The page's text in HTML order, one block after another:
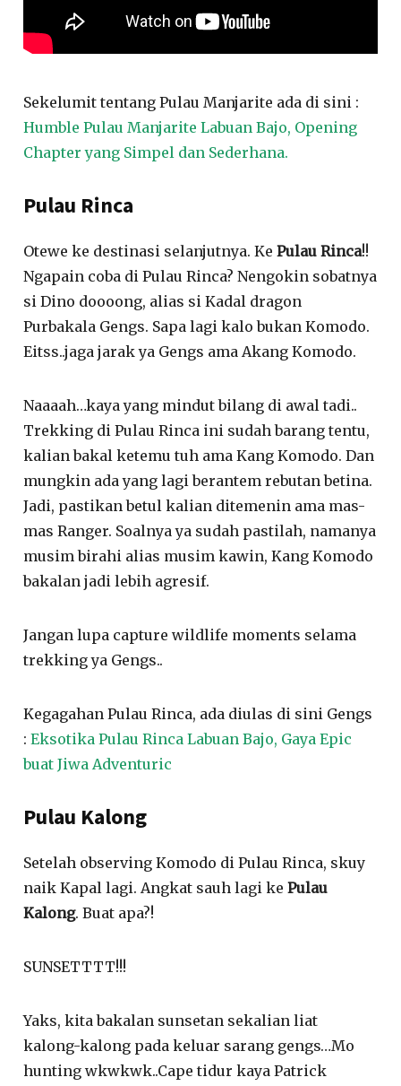
Sekelumit tentang Pulau Manjarite ada di sini :
Humble Pulau Manjarite Labuan Bajo, Opening
Chapter yang Simpel dan Sederhana.
Pulau Rinca
Otewe ke destinasi selanjutnya. KePulau Rinca!!
Ngapain coba di Pulau Rinca? Nengokin sobatnya
si Dino doooong, alias si Kadal dragon
Purbakala Gengs. Sapa lagi kalo bukan Komodo.
Eitss..jaga jarak ya Gengs ama Akang Komodo.
Naaaah…kaya yang mindut bilang di awal tadi..
Trekking di Pulau Rinca ini sudah barang tentu,
kalian bakal ketemu tuh ama Kang Komodo. Dan
mungkin ada yang lagi berantem rebutan betina.
Jadi, pastikan betul kalian ditemenin ama mas-
mas Ranger. Soalnya ya sudah pastilah, namanya
musim birahi alias musim kawin, Kang Komodo
bakalan jadi lebih agresif.
Jangan lupa capture wildlife moments selama
trekking ya Gengs..
Kegagahan Pulau Rinca, ada diulas di sini Gengs
:Eksotika Pulau Rinca Labuan Bajo, Gaya Epic
buat Jiwa Adventuric
Pulau Kalong
Setelah observing Komodo di Pulau Rinca, skuy
naik Kapal lagi. Angkat sauh lagi kePulau
Kalong. Buat apa?!
SUNSETTTT!!!
Yaks, kita bakalan sunsetan sekalian liat
kalong-kalong pada keluar sarang gengs…Mo
hunting wkwkwk..Cape tidur kaya Patrick